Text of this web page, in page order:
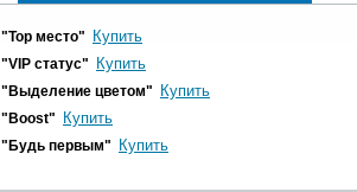
"Top место" Купить
"VIP статус" Купить
"Выделение цветом" Купить
"Boost" Купить
"Будь первым" Купить